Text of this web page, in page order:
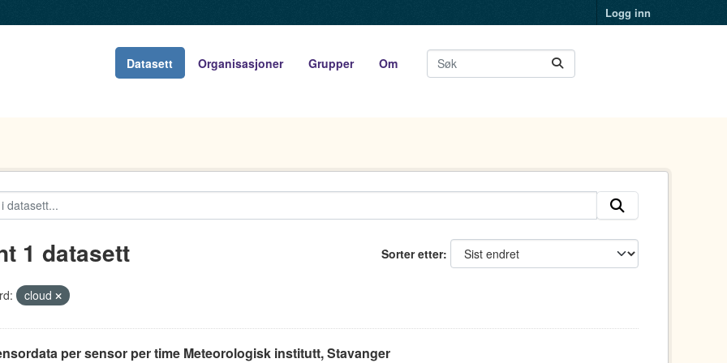
Logg inn
Datasett Organisasjoner Grupper Om
Sorter etter
1 datasett
cloud
per sensor per time Meteorologisk institutt, Stavanger